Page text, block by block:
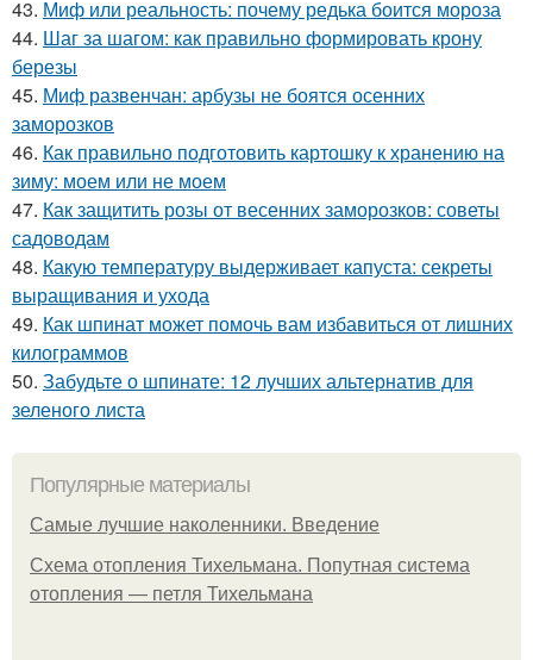
43. Миф или реальность: почему редька боится мороза
44. Шаг за шагом: как правильно формировать крону
березы
45. Миф развенчан: арбузы не боятся осенних
заморозков
46. Как правильно подготовить картошку к хранению на
зиму: моем или не моем
47. Как защитить розы от весенних заморозков: советы
садоводам
48. Какую температуру выдерживает капуста: секреты
выращивания и ухода
49. Как шпинат может помочь вам избавиться от лишних
килограммов
50. Забудьте о шпинате: 12 лучших альтернатив для
зеленого листа
Популярные материалы
Самые лучшие наколенники. Введение
Схема отопления Тихельмана. Попутная система
отопления — петля Тихельмана